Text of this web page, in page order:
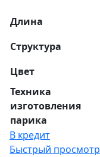
Длина
Структура
Цвет
Техника
изготовления
парика
В кредит
Быстрый просмотр